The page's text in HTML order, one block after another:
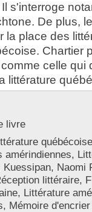
s'interroge
De plus,
la place des
Chartier
celle qui
littérature
livre
amérindiennes,
Kuessipan, Naomi
littéraire,
Littérature
Mémoire d'encrier